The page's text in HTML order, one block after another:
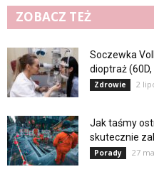
ZOBACZ TEŻ
Soczewka
dioptraż (60D,
Zdrowie 2
Jak taśmy
skutecznie
Porady 27